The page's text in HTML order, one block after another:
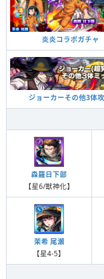
炎炎コラボガチャ
ジョーカーその他3体
森羅日下部
【星6/獣神化】
茉希 尾瀬
【星4-5】